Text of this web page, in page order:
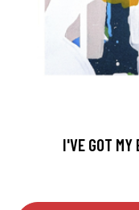
I'VE GOT